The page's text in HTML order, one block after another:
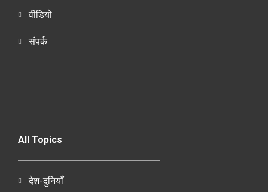
वीडियो
संपर्क
All Topics
देश-दुनियाँ